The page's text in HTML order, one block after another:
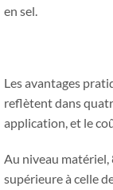
en sel.
Les avantages
reflètent dans
application, et le
Au niveau matériel,
supérieure à celle